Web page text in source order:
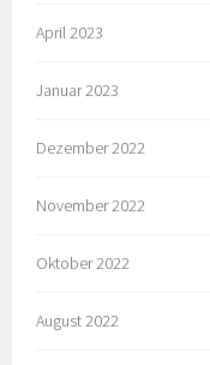
April 2023
Januar 2023
Dezember 2022
November 2022
Oktober 2022
August 2022